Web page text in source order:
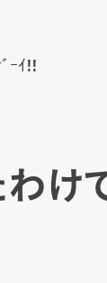
ｰｲ!!
け